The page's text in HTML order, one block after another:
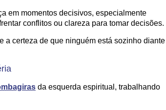
em momentos decisivos, especialmente
conflitos ou clareza para tomar decisões.
a certeza de que ninguém está sozinho diante
da esquerda espiritual, trabalhando